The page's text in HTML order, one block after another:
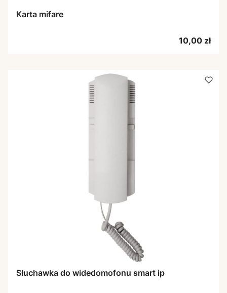
Karta mifare
Cena
10,00 zł
Słuchawka do widedomofonu smart ip